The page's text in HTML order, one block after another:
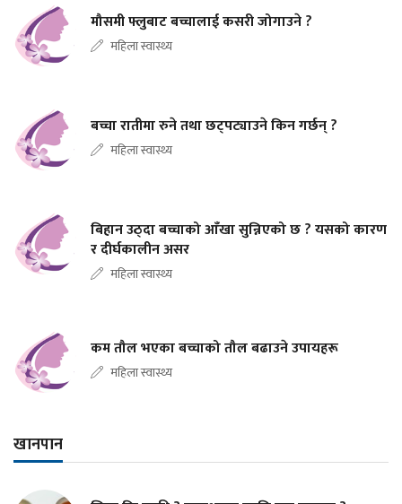
मौसमी फ्लुबाट बच्चालाई कसरी जोगाउने ?
महिला स्वास्थ्य
बच्चा रातीमा रुने तथा छट्पट्याउने किन गर्छन् ?
महिला स्वास्थ्य
बिहान उठ्दा बच्चाको आँखा सुन्निएको छ ? यसको कारण
र दीर्घकालीन असर
महिला स्वास्थ्य
कम तौल भएका बच्चाको तौल बढाउने उपायहरू
महिला स्वास्थ्य
खानपान